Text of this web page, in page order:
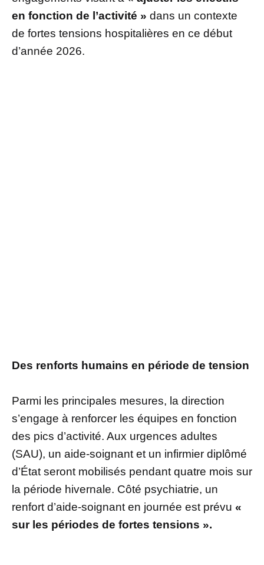
en fonction de l’activité » dans un contexte
de fortes tensions hospitalières en ce début
d’année 2026.
Des renforts humains en période de tension
Parmi les principales mesures, la direction
s’engage à renforcer les équipes en fonction
des pics d’activité. Aux urgences adultes
(SAU), un aide-soignant et un infirmier diplômé
d’État seront mobilisés pendant quatre mois sur
la période hivernale. Côté psychiatrie, un
renfort d’aide-soignant en journée est prévu «
sur les périodes de fortes tensions ».